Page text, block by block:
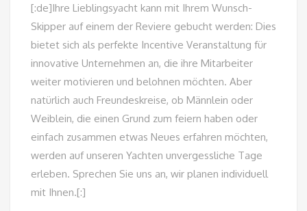
[:de]Ihre Lieblingsyacht kann mit Ihrem Wunsch-
Skipper auf einem der Reviere gebucht werden: Dies
bietet sich als perfekte Incentive Veranstaltung für
innovative Unternehmen an, die ihre Mitarbeiter
weiter motivieren und belohnen möchten. Aber
natürlich auch Freundeskreise, ob Männlein oder
Weiblein, die einen Grund zum feiern haben oder
einfach zusammen etwas Neues erfahren möchten,
werden auf unseren Yachten unvergessliche Tage
erleben. Sprechen Sie uns an, wir planen individuell
mit Ihnen.[:]